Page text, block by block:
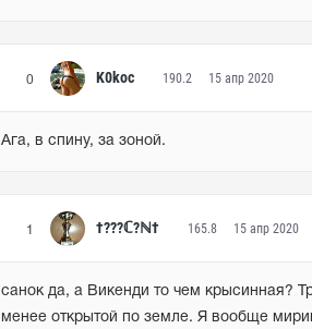
0 K0koc 190.2 15 апр 2020
Ага, в спину, за зоной.
1 †???ℂ?ℕ† 165.8 15 апр 2020
санок да, а Викенди то чем крысинная?
менее открытой по земле. Я вообще